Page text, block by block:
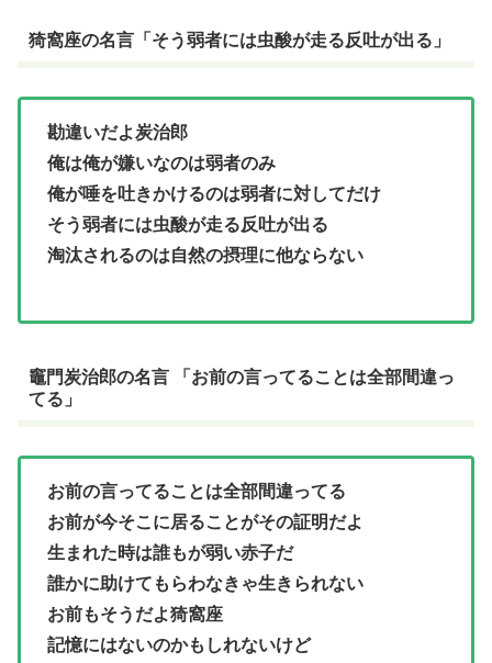
猗窩座の名言「そう弱者には虫酸が走る反吐が出る」
勘違いだよ炭治郎
俺は俺が嫌いなのは弱者のみ
俺が唾を吐きかけるのは弱者に対してだけ
そう弱者には虫酸が走る反吐が出る
淘汰されるのは自然の摂理に他ならない
竈門炭治郎の名言 「お前の言ってることは全部間違っ
てる」
お前の言ってることは全部間違ってる
お前が今そこに居ることがその証明だよ
生まれた時は誰もが弱い赤子だ
誰かに助けてもらわなきゃ生きられない
お前もそうだよ猗窩座
記憶にはないのかもしれないけど